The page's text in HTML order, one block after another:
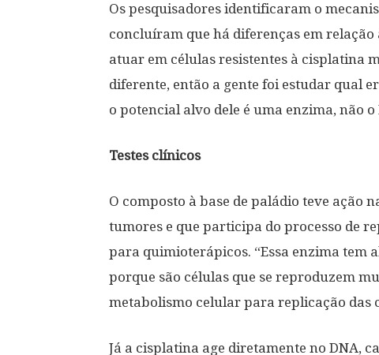
Os pesquisadores identificaram o
concluíram que há diferenças em
atuar em células resistentes à cisplatina
diferente, então a gente foi estudar qual
o potencial alvo dele é uma enzima, não o
Testes clínicos
O composto à base de paládio teve ação
tumores e que participa do processo de
para quimioterápicos. “Essa enzima tem
porque são células que se reproduzem
metabolismo celular para replicação das
Já a cisplatina age diretamente no DNA,